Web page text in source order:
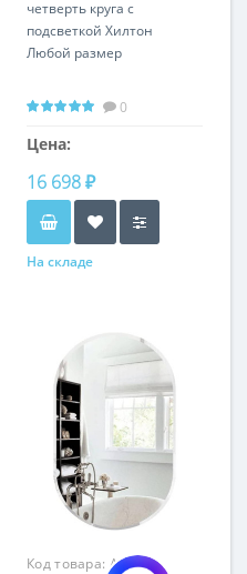
четверть круга с
подсветкой Хилтон
Любой размер
0
Цена:
16 698 ₽
На складе
Код товара: A3